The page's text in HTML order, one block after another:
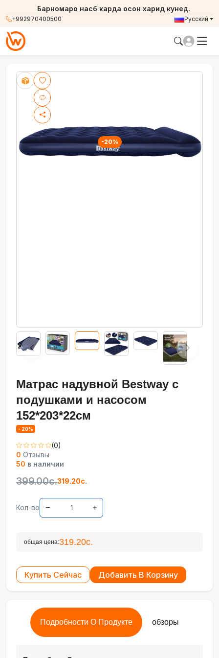
+992970400500
Барномаро насб карда осон харид кунед.
Русский
-20%
Матрас надувной Bestway с
подушками и насосом
152*203*22см
- 20%
(0)
0 Отзывы
50 в наличии
399.00с.319.20с.
Кол-во
общая цена:319.20с.
Купить Сейчас Добавить В Корзину
Подробности О Продукте обзоры